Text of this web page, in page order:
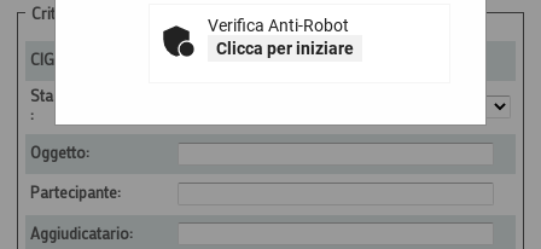
Verifica Anti-Robot
Clicca per iniziare
orizzontale, si consiglia di utilizzare le frecce destra e
sinistra della tastiera, oppure di tenere premuto lo scroll
orizzontale.
Criteri di ricerca
CIG:
Stazione appaltante
:
Oggetto:
Partecipante:
Aggiudicatario: